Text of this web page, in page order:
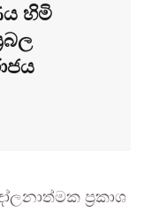
හිමි
ප්‍රකාශ